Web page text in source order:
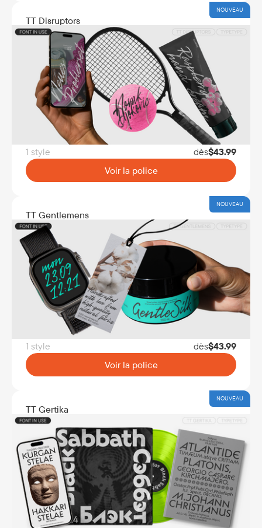
NOUVEAU
TT Disruptors
1 style dès$43.99
Voir la police
NOUVEAU
TT Gentlemens
1 style dès$43.99
Voir la police
NOUVEAU
TT Gertika